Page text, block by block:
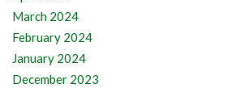
March 2024
February 2024
January 2024
December 2023